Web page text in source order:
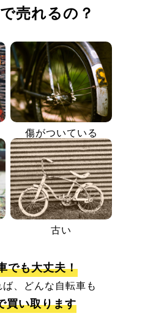
売れるの？
傷がついている
古い
でも大丈夫！
、どんな自転車も
買い取ります